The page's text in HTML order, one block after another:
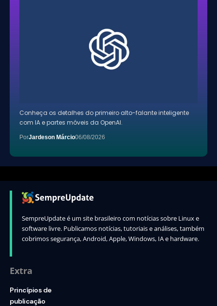
Conheça os detalhes do primeiro alto-falante inteligente
com IA e partes móveis da OpenAI.
PorJardeson Márcio06/08/2026
SempreUpdate é um site brasileiro com notícias sobre Linux e
software livre. Publicamos notícias, tutoriais e análises, também
cobrimos segurança, Android, Apple, Windows, IA e hardware.
Extra
Princípios de
publicação